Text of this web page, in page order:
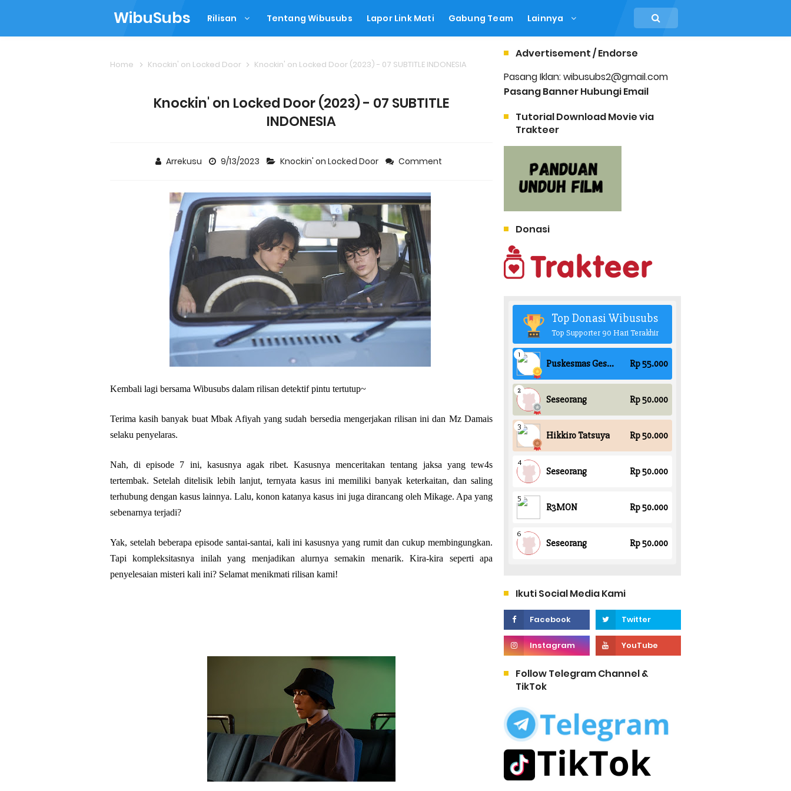
WibuSubs Rilisan Tentang Wibusubs Lapor Link Mati Gabung Team Lainnya
Home Knockin' on Locked Door Knockin' on Locked Door (2023) - 07 SUBTITLE INDONESIA
Knockin' on Locked Door (2023) - 07 SUBTITLE
INDONESIA
Arrekusu 9/13/2023 Knockin' on Locked Door Comment
Kembali lagi bersama Wibusubs dalam rilisan detektif pintu tertutup~
Terima kasih banyak buat Mbak Afiyah yang sudah bersedia mengerjakan rilisan ini dan Mz Damais
selaku penyelaras.
Nah, di episode 7 ini, kasusnya agak ribet. Kasusnya menceritakan tentang jaksa yang tew4s
tertembak. Setelah ditelisik lebih lanjut, ternyata kasus ini memiliki banyak keterkaitan, dan saling
terhubung dengan kasus lainnya. Lalu, konon katanya kasus ini juga dirancang oleh Mikage. Apa yang
sebenarnya terjadi?
Yak, setelah beberapa episode santai-santai, kali ini kasusnya yang rumit dan cukup membingungkan.
Tapi kompleksitasnya inilah yang menjadikan alurnya semakin menarik. Kira-kira seperti apa
penyelesaian misteri kali ini? Selamat menikmati rilisan kami!
Advertisement / Endorse
Pasang Iklan: wibusubs2@gmail.com
Pasang Banner Hubungi Email
Tutorial Download Movie via
Trakteer
Donasi
Ikuti Social Media Kami
Follow Telegram Channel &
TikTok